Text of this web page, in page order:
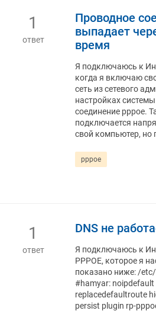
1
ответ
Проводное
выпадает
время
Я подключаюсь к
когда я включаю
сеть из сетевого
настройках
соединение pppoe.
подключается
свой компьютер, но
pppoe
1
ответ
DNS не
Я подключаюсь к
PPPOE, которое я
показано ниже: /
#hamyar:
replacedefaultroute
persist plugin rp-